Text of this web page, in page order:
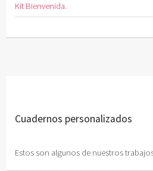
Kit Bienvenida.
Cuadernos personalizados
Estos son algunos de nuestros